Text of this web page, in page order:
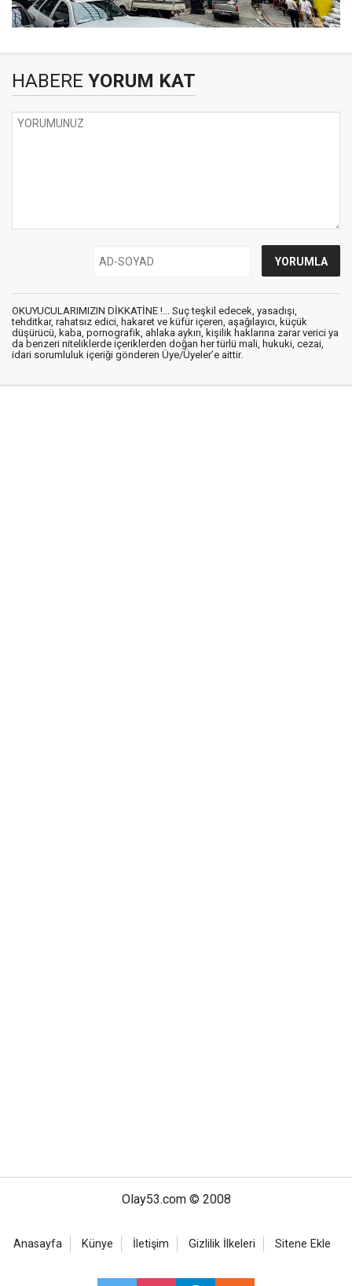
HABERE YORUM KAT
OKUYUCULARIMIZIN DİKKATİNE !... Suç teşkil edecek, yasadışı,
tehditkar, rahatsız edici, hakaret ve küfür içeren, aşağılayıcı, küçük
düşürücü, kaba, pornografik, ahlaka aykırı, kişilik haklarına zarar verici ya
da benzeri niteliklerde içeriklerden doğan her türlü mali, hukuki, cezai,
idari sorumluluk içeriği gönderen Üye/Üyeler’e aittir.
Olay53.com © 2008
Anasayfa Künye İletişim Gizlilik İlkeleri Sitene Ekle